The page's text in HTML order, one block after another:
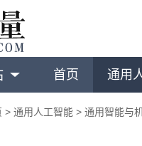
首页 通用
> 通用人工智能 > 通用智能与